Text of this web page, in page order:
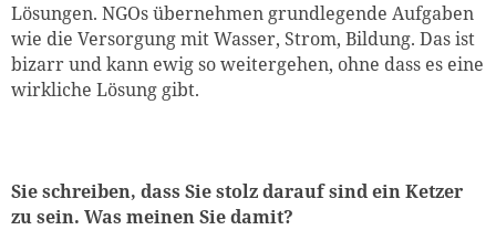
Lösungen. NGOs übernehmen grundlegende Aufgaben
wie die Versorgung mit Wasser, Strom, Bildung. Das ist
bizarr und kann ewig so weitergehen, ohne dass es eine
wirkliche Lösung gibt.
Sie schreiben, dass Sie stolz darauf sind ein Ketzer
zu sein. Was meinen Sie damit?